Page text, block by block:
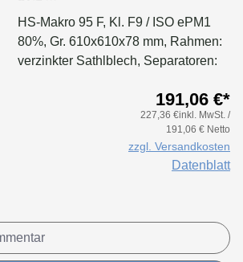
HS-Makro 95 F, Kl. F9 / ISO ePM1
80%, Gr. 610x610x78 mm, Rahmen:
verzinkter Sathlblech, Separatoren:
191,06 €*
227,36 €inkl. MwSt. /
191,06 € Netto
zzgl. Versandkosten
Datenblatt